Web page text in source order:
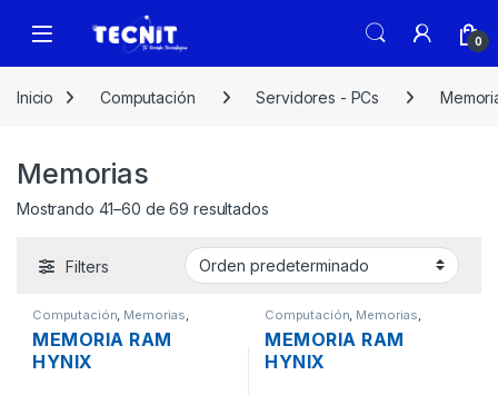
0
Inicio Computación Servidores - PCs
Memorias
Mostrando 41–60 de 69 resultados
Filters
Computación, Memorias,
MEMORIA RAM
HYNIX
Computación, Memorias,
MEMORIA RAM
HYNIX